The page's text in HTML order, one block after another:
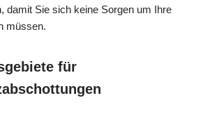
damit Sie sich keine Sorgen um Ihre
müssen.
für